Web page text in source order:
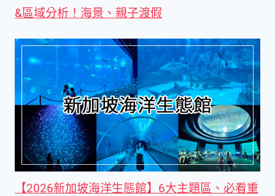
&區域分析！海景、親子渡假
【2026新加坡海洋生態館】6大主題區、必看重